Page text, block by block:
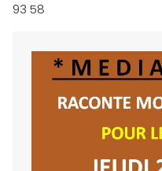
93 58